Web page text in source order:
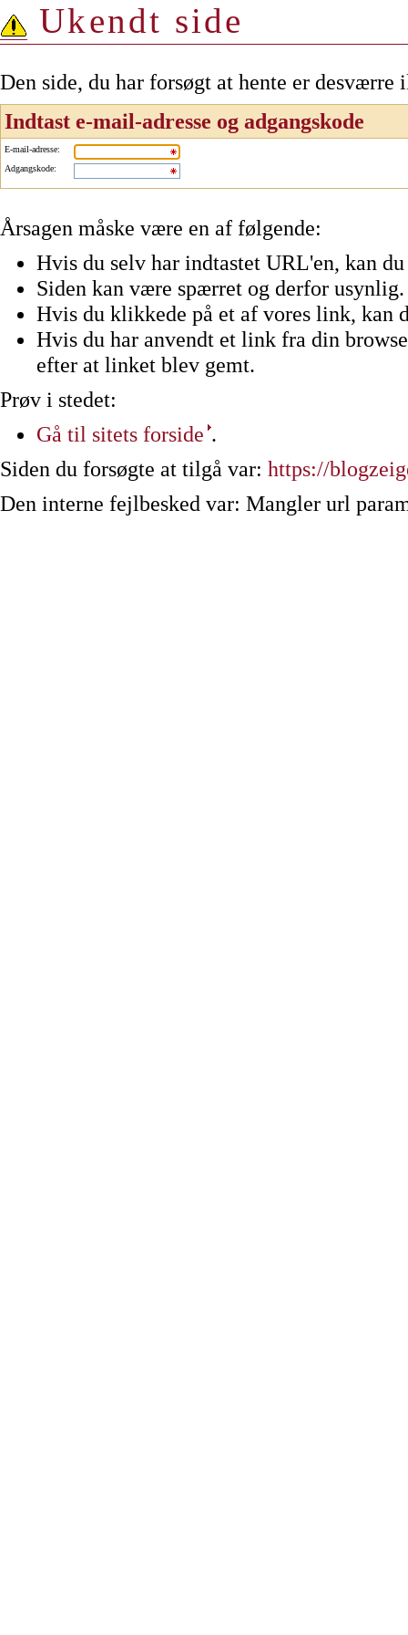
Ukendt side
Den side, du har forsøgt at hente er
Indtast e-mail-adresse og adgangskode
E-mail-adresse:
Adgangskode:
Årsagen måske være en af følgende:
Hvis du selv har indtastet URL'en, kan
Siden kan være spærret og derfor usynlig.
Hvis du klikkede på et af vores link, kan
Hvis du har anvendt et link fra din
efter at linket blev gemt.
Prøv i stedet:
Gå til sitets forside .
Siden du forsøgte at tilgå var: https://
Den interne fejlbesked var: Mangler url